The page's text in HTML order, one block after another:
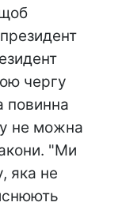
чергу
повинна
не можна
"Ми
яка не